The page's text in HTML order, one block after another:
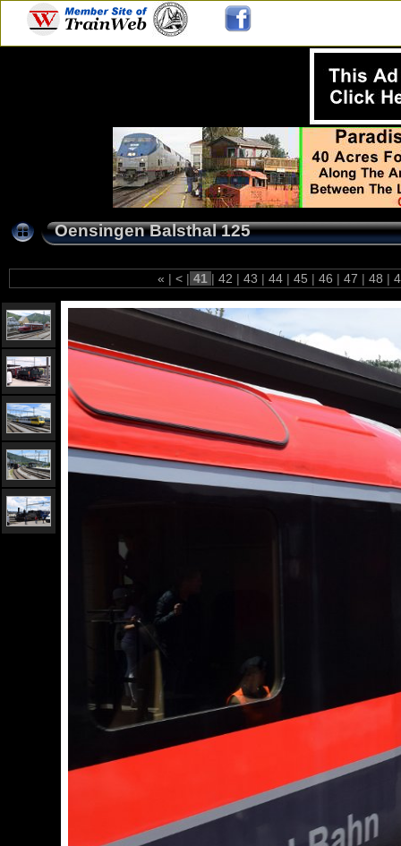
Oensingen Balsthal 125
« | < | 41 | 42 | 43 | 44 | 45 | 46 | 47 | 48 |